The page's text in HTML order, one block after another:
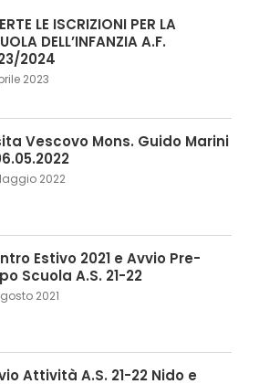
LE ISCRIZIONI PER LA
DELL’INFANZIA A.F.
2024
2023
Vescovo Mons. Guido Marini
2022
Estivo 2021 e Avvio Pre-
Scuola A.S. 21-22
2021
Attività A.S. 21-22 Nido e